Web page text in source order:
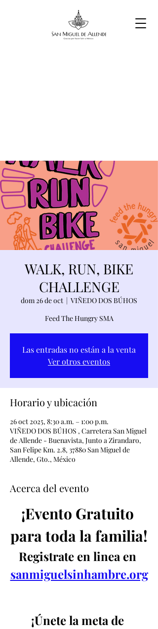
WALK, RUN, BIKE
CHALLENGE
dom 26 de oct
  |
VIÑEDO DOS BÚHOS
Feed The Hungry SMA
Las entradas no están a la venta
Ver otros eventos
Horario y ubicación
26 oct 2025, 8:30 a.m. – 1:00 p.m.
VIÑEDO DOS BÚHOS , Carretera San Miguel
de Allende - Buenavista, Junto a Zirandaro,
San Felipe Km. 2.8, 37880 San Miguel de
Allende, Gto., México
Acerca del evento
­¡Evento Gratuito
para toda la familia!
Registrate en linea en
sanmiguelsinhambre.org
¡Únete la meta de